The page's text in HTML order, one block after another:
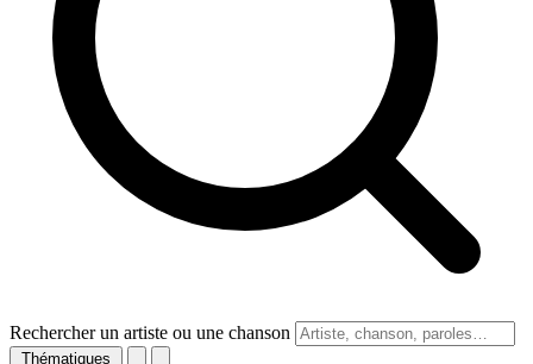
Rechercher un artiste ou une chanson
Thématiques